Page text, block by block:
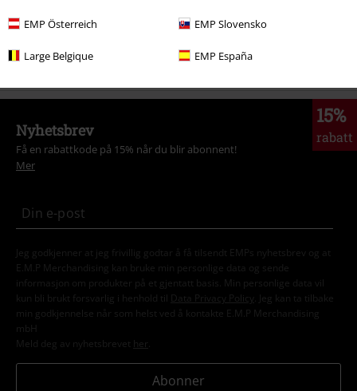
EMP Österreich EMP Slovensko
Large Belgique EMP España
Nyheter T Skjorter og topper
Tema Svarte t-skjorter
15%
rabatt
Nyhetsbrev
Få en rabattkode på 15% når du blir abonnent!
Mer
Jeg godkjenner at jeg frivillig godtar å få tilsendt EMPs nyhetsbrev og at
E.M.P Merchandising kan bruke min personlige data og sende
informasjon om produkter på et gjentatt basis. Min personlige data vil
kun bli brukt forsvarlig i henhold til
Data Privacy Policy
. Jeg kan ta tilbake
min godkjennelse når som helst ved å kontakte E.M.P Merchandising
mbH
Meld deg av nyhetsbrevet her
Abonner